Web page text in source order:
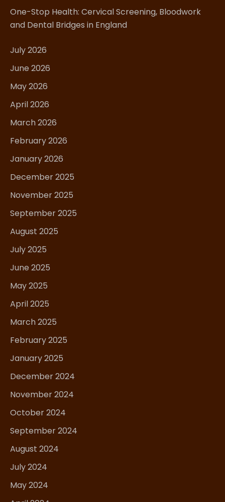
One-Stop Health: Cervical Screening, Bloodwork
and Dental Bridges in England
July 2026
June 2026
May 2026
April 2026
March 2026
February 2026
January 2026
December 2025
November 2025
September 2025
August 2025
July 2025
June 2025
May 2025
April 2025
March 2025
February 2025
January 2025
December 2024
November 2024
October 2024
September 2024
August 2024
July 2024
May 2024